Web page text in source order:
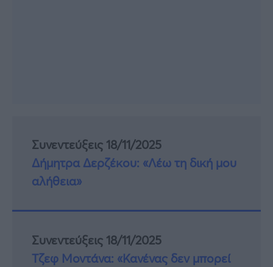
Συνεντεύξεις 18/11/2025
Δήμητρα Δερζέκου: «Λέω τη δική μου
αλήθεια»
Συνεντεύξεις 18/11/2025
Τζεφ Μοντάνα: «Κανένας δεν μπορεί